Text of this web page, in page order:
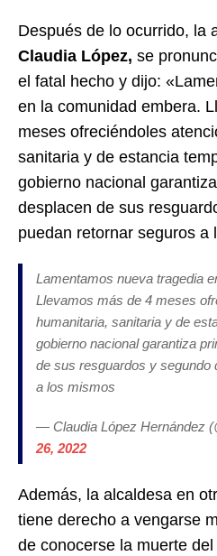
Después de lo ocurrido, la
Claudia López, se
el fatal hecho y dijo:
en la comunidad embera.
meses ofreciéndoles
sanitaria y de estancia
gobierno nacional
desplacen de sus
puedan retornar seguros a
Lamentamos nueva tragedia
Llevamos más de 4 meses
humanitaria, sanitaria y de
gobierno nacional garantiza
de sus resguardos y segundo
a los mismos
— Claudia López Hernández
26, 2022
Además, la alcaldesa en
tiene derecho a vengarse
de conocerse la muerte